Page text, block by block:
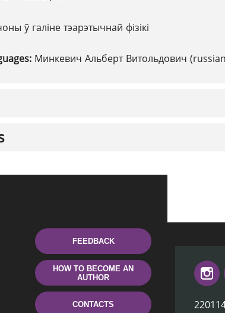
ў галіне тэарэтычнай фізікі
Минкевич Альберт Витольдович
FEEDBACK
HOW TO BECOME AN
AUTHOR
CONTACTS